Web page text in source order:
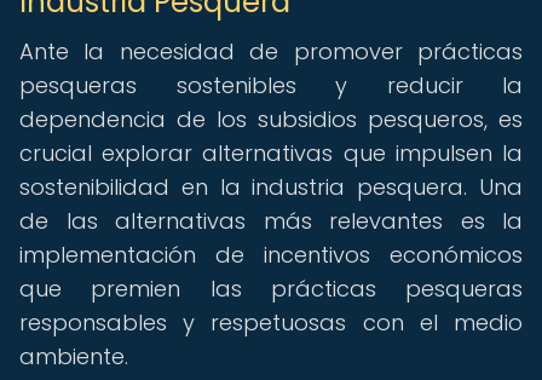
Ante la necesidad de promover prácticas
pesqueras sostenibles y reducir la
dependencia de los subsidios pesqueros, es
crucial explorar alternativas que impulsen la
sostenibilidad en la industria pesquera. Una
de las alternativas más relevantes es la
implementación de incentivos económicos
que premien las prácticas pesqueras
responsables y respetuosas con el medio
ambiente.